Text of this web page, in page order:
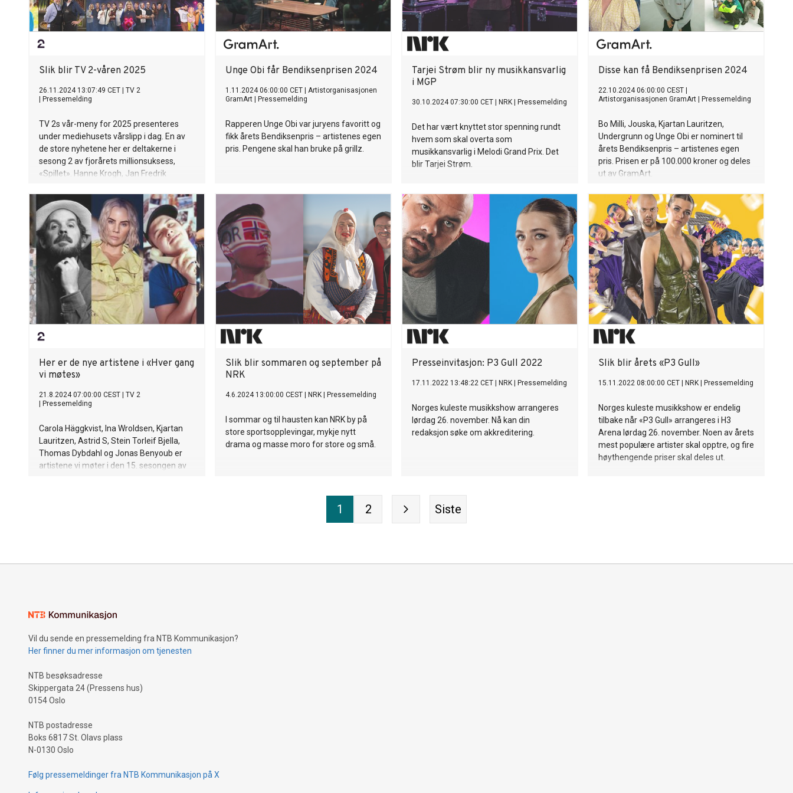
Slik blir TV 2-våren 2025
26.11.2024 13:07:49 CET
TV 2
Pressemelding
TV 2s vår-meny for 2025 presenteres
under mediehusets vårslipp i dag. En av
de store nyhetene her er deltakerne i
sesong 2 av fjorårets millionsuksess,
«Spillet». Hanne Krogh, Jan Fredrik
Karlstad er noen av dem vi møter. Mer om
den rikholdige TV 2-våren får du her!
Unge Obi får Bendiksenprisen 2024
1.11.2024 06:00:00 CET
Artistorganisasjonen
GramArt
Pressemelding
Rapperen Unge Obi var juryens favoritt og
fikk årets Bendiksenpris – artistenes egen
pris. Pengene skal han bruke på grillz.
Tarjei Strøm blir ny musikkansvarlig
i MGP
30.10.2024 07:30:00 CET NRK Pressemelding
Det har vært knyttet stor spenning rundt
hvem som skal overta som
musikkansvarlig i Melodi Grand Prix. Det
blir Tarjei Strøm.
Disse kan få Bendiksenprisen 2024
22.10.2024 06:00:00 CEST
Artistorganisasjonen GramArt
Pressemelding
Bo Milli, Jouska, Kjartan Lauritzen,
Undergrunn og Unge Obi er nominert til
årets Bendiksenpris – artistenes egen
pris. Prisen er på 100.000 kroner og deles
ut av GramArt.
Her er de nye artistene i «Hver gang
vi møtes»
21.8.2024 07:00:00 CEST
TV 2
Pressemelding
Carola Häggkvist, Ina Wroldsen, Kjartan
Lauritzen, Astrid S, Stein Torleif Bjella,
Thomas Dybdahl og Jonas Benyoub er
artistene vi møter i den 15. sesongen av
Slik blir sommaren og september på
NRK
4.6.2024 13:00:00 CEST NRK Pressemelding
I sommar og til hausten kan NRK by på
store sportsopplevingar, mykje nytt
drama og masse moro for store og små.
Presseinvitasjon: P3 Gull 2022
17.11.2022 13:48:22 CET NRK Pressemelding
Norges kuleste musikkshow arrangeres
lørdag 26. november. Nå kan din
redaksjon søke om akkreditering.
Slik blir årets «P3 Gull»
15.11.2022 08:00:00 CET NRK Pressemelding
Norges kuleste musikkshow er endelig
tilbake når «P3 Gull» arrangeres i H3
Arena lørdag 26. november. Noen av årets
mest populære artister skal opptre, og fire
høythengende priser skal deles ut.
1 2 Siste
Vil du sende en pressemelding fra NTB Kommunikasjon?
Her finner du mer informasjon om tjenesten
NTB besøksadresse
Skippergata 24 (Pressens hus)
0154 Oslo
NTB postadresse
Boks 6817 St. Olavs plass
N-0130 Oslo
Følg pressemeldinger fra NTB Kommunikasjon på X